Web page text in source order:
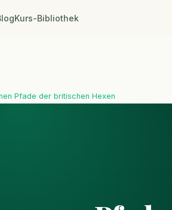
Kurs-Bibliothek
Pfade der britischen Hexen